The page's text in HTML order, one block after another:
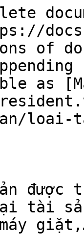
of
as
loai-
được
tài